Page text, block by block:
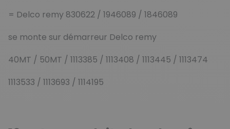
= Delco remy 830622 / 1946089 / 1846089
se monte sur démarreur Delco remy
40MT / 50MT / 1113385 / 1113408 / 1113445 / 1113474
1113533 / 1113693 / 1114195